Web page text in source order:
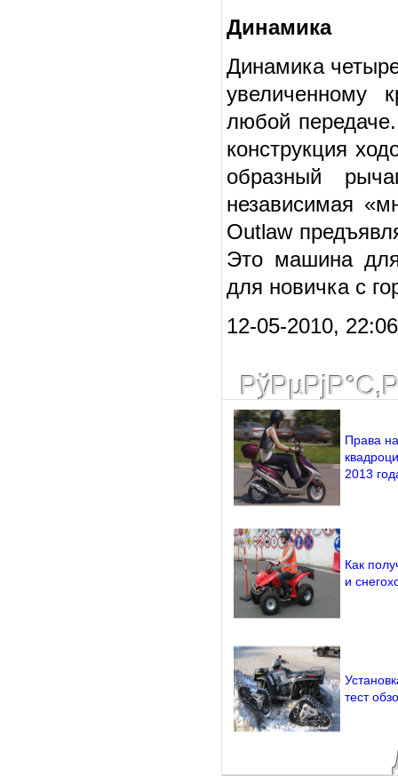
Динамика
Динамика
увеличенному
любой
конструкция
образный
независимая
Outlaw
Это машина для
для новичка с
12-05-2010,
Права
2013
Как
и
тест